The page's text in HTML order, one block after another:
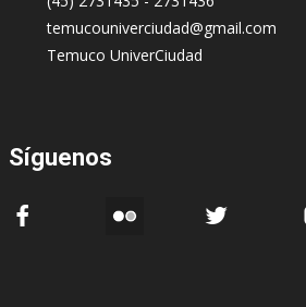
temucouniverciudad@gmail.com
Temuco UniverCiudad
Síguenos